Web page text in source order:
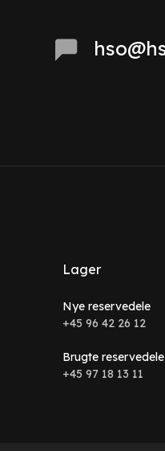
Lager
Nye reservedele
+45 96 42 26 12
Brugte reservedele
+45 97 18 13 11